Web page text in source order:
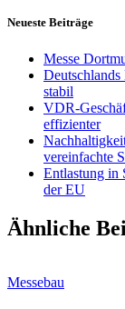
Neueste Beiträge
Messe
Deutschlands
stabil
VDR-
effizienter
vereinfachte
Entlastung in
der EU
Ähnliche
Messebau